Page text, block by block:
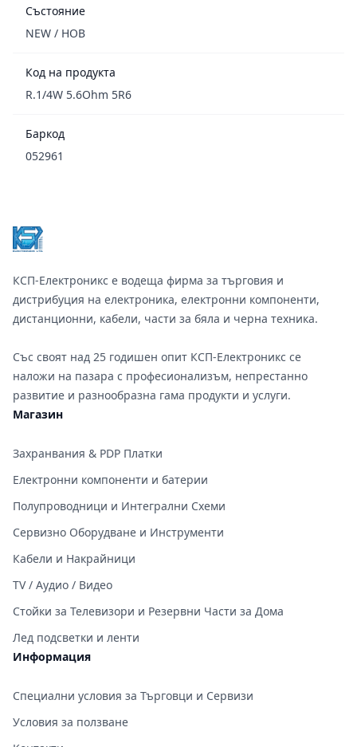
Състояние
NEW / НОВ
Код на продукта
R.1/4W 5.6Ohm 5R6
Баркод
052961
КСП-Електроникс е водеща фирма за търговия и
дистрибуция на електроника, електронни компоненти,
дистанционни, кабели, части за бяла и черна техника.
Със своят над 25 годишен опит КСП-Електроникс се
наложи на пазара с професионализъм, непрестанно
развитие и разнообразна гама продукти и услуги.
Магазин
Захранвания & PDP Платки
Електронни компоненти и батерии
Полупроводници и Интегрални Схеми
Сервизно Оборудване и Инструменти
Кабели и Накрайници
TV / Аудио / Видео
Стойки за Телевизори и Резервни Части за Дома
Лед подсветки и ленти
Информация
Специални условия за Търговци и Сервизи
Условия за ползване